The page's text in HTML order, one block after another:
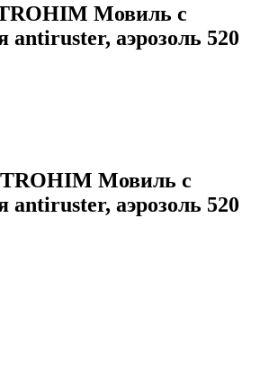
Мовиль с
antiruster, аэрозоль 520
Мовиль с
antiruster, аэрозоль 520